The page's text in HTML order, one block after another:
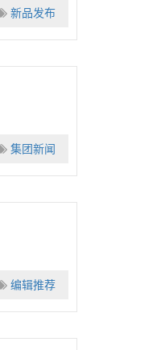
新品发布
集团新闻
编辑推荐